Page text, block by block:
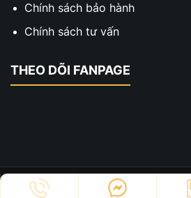
Chính sách bảo hành
Chính sách tư vấn
THEO DÕI FANPAGE
Copyright © 2023 - Thiết Kế